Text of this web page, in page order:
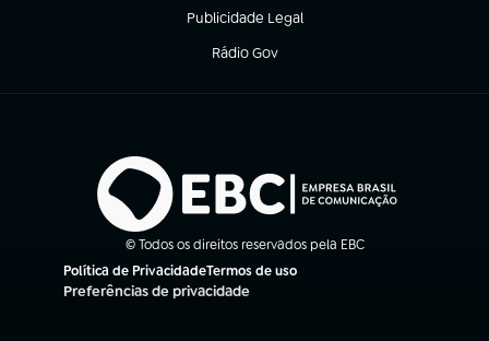
Publicidade Legal
(abre em nova aba)
Rádio Gov
(abre em nova aba)
© Todos os direitos reservados pela EBC
Política de Privacidade
(abre em nova aba)
Termos de uso
(abre em nova aba)
Preferências de privacidade